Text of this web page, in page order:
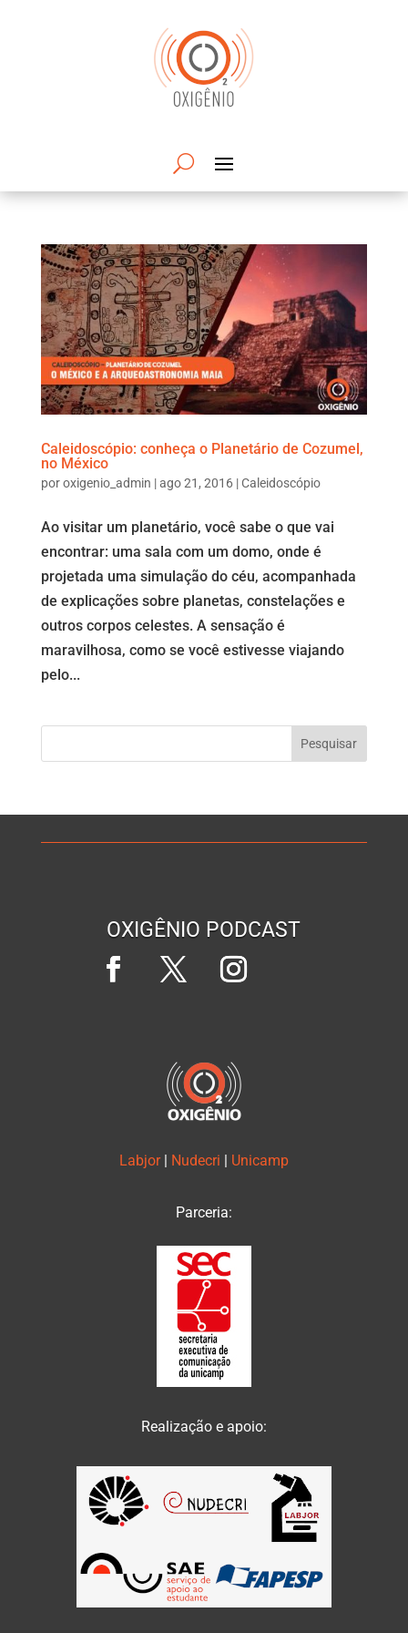
Caleidoscópio: conheça o Planetário de Cozumel,
no México
poroxigenio_admin |ago 21, 2016|Caleidoscópio
Ao visitar um planetário, você sabe o que vai
encontrar: uma sala com um domo, onde é
projetada uma simulação do céu, acompanhada
de explicações sobre planetas, constelações e
outros corpos celestes. A sensação é
maravilhosa, como se você estivesse viajando
pelo...
OXIGÊNIO PODCAST
Labjor Nudecri Unicamp
Parceria:
Realização e apoio: